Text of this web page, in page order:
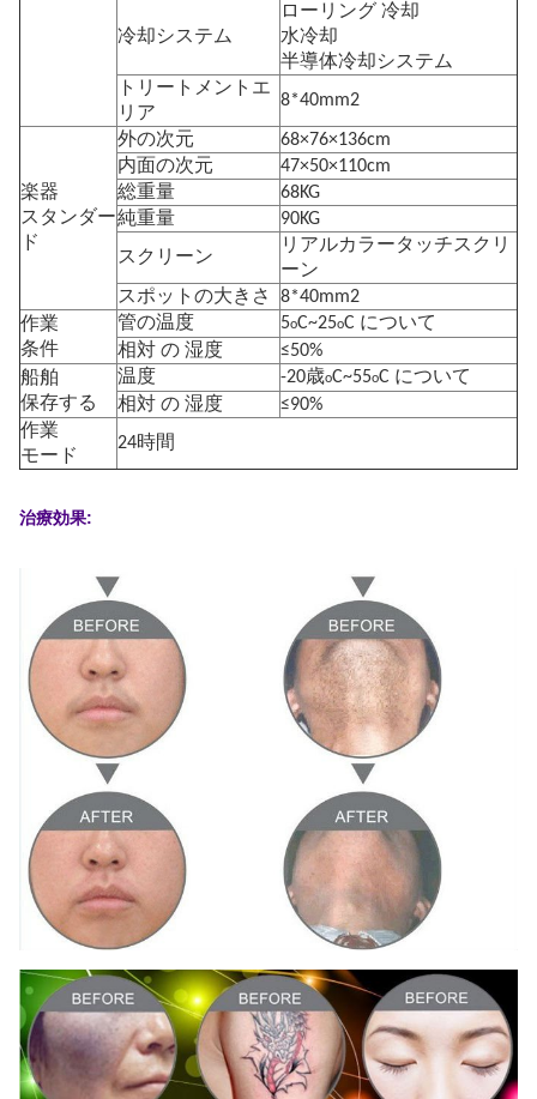
冷却システム
ローリング 冷却
水冷却
半導体冷却システム
トリートメントエ
リア
8*40mm2
楽器
スタンダー
ド
外の次元
68×76×136cm
内面の次元
47×50×110cm
総重量
68KG
純重量
90KG
スクリーン
リアルカラータッチスクリ
ーン
スポットの大きさ
8*40mm2
作業
条件
管の温度 5oC~25oC について
相対 の 湿度
≤50%
船舶
保存する
温度 -20歳oC~55oC について
相対 の 湿度
≤90%
作業
モード
24時間
治療効果: